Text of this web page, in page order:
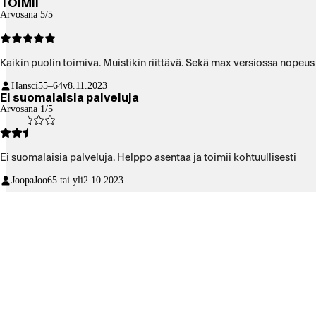
TOIMII
Arvosana 5/5
Kaikin puolin toimiva. Muistikin riittävä. Sekä max versiossa nopeus
Hansci55–64v8.11.2023
Ei suomalaisia palveluja
Arvosana 1/5
Ei suomalaisia palveluja. Helppo asentaa ja toimii kohtuullisesti
JoopaJoo65 tai yli2.10.2023